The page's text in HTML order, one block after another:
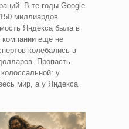
В те годы Google
миллиардов
Яндекса была в
компании ещё не
колебались в
Пропасть
у
мир, а у Яндекса